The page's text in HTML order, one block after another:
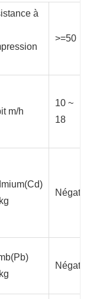
à
>=50
m/h
10 ~
18
Négatif
Négatif